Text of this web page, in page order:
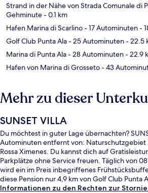
Strand in der Nähe von Strada Comunale di
Gehminute- 0.1 km
Hafen Marina di Scarlino- 17 Autominuten-
Golf Club Punta Ala- 25 Autominuten- 22.5
Marina di Punta Ala- 28 Autominuten- 22.9
Hafen von Marina di Grosseto- 43
Mehr zu dieser
SUNSET VILLA
Du möchtest in guter Lage übernachten?
Autominuten entfernt von: Naturschutzgebiet
Rossa Ximenes. Du kannst dich auf
Parkplätze ohne Service freuen. Täglich von
wird ein im Preis inbegriffenes
diese Pension nur 4,9 km von Golf Club Punta
Informationen zu den Rechten zur